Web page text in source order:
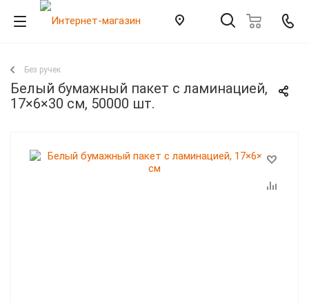
Без ручек
Белый бумажный пакет с ламинацией,
17×6×30 см, 50000 шт.